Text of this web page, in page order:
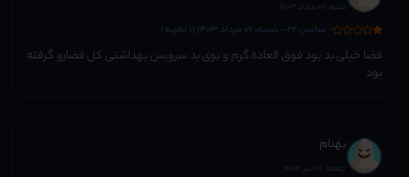
شنبه، 06 مرداد 1403
سانس 22 - شنبه، 06 مرداد 1403 (1 تجربه)
فضا خیلی بد بود فوق العاده گرم و بوی بد سرویس بهداشتی کل فضارو گرفته
بود
بهنام
جمعه، 08 تیر 1403